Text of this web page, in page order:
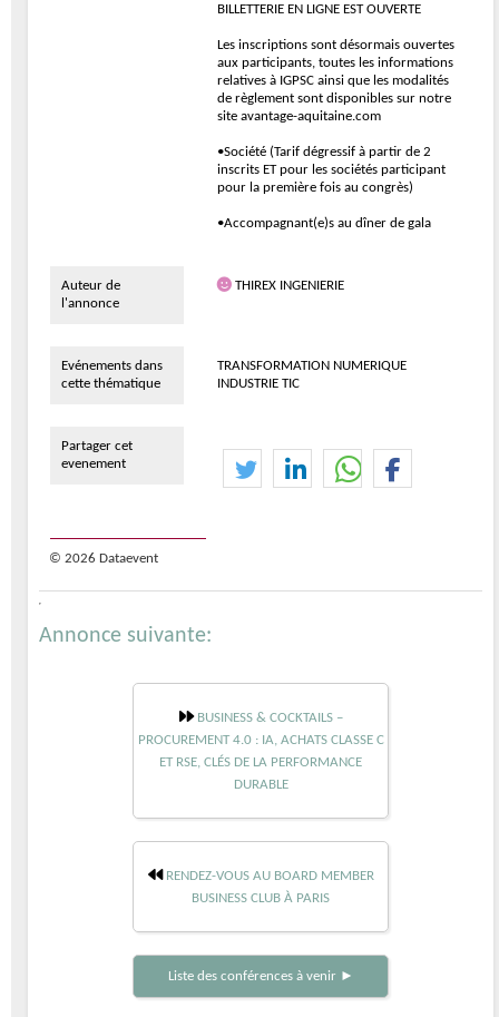
BILLETTERIE EN LIGNE EST OUVERTE
Les inscriptions sont désormais ouvertes
aux participants, toutes les informations
relatives à IGPSC ainsi que les modalités
de règlement sont disponibles sur notre
site avantage-aquitaine.com
•Société (Tarif dégressif à partir de 2
inscrits ET pour les sociétés participant
pour la première fois au congrès)
•Accompagnant(e)s au dîner de gala
Auteur de
l'annonce
THIREX INGENIERIE
Evénements dans
cette thématique
TRANSFORMATION NUMERIQUE
INDUSTRIE TIC
Partager cet
evenement
© 2026 Dataevent
Annonce suivante:
BUSINESS & COCKTAILS –
PROCUREMENT 4.0 : IA, ACHATS CLASSE C
ET RSE, CLÉS DE LA PERFORMANCE
DURABLE
RENDEZ-VOUS AU BOARD MEMBER
BUSINESS CLUB À PARIS
Liste des conférences à venir ►